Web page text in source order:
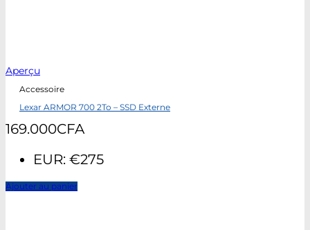
Aperçu
Accessoire
Lexar ARMOR 700 2To – SSD Externe
169.000CFA
EUR: €275
Ajouter au panier